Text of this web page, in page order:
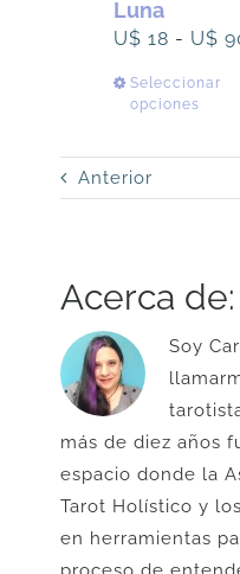
Luna
U$18 - U$
Seleccionar
opciones
Anterior
Acerca de:
Soy
más de diez años
espacio donde la
Tarot Holístico y
en herramientas